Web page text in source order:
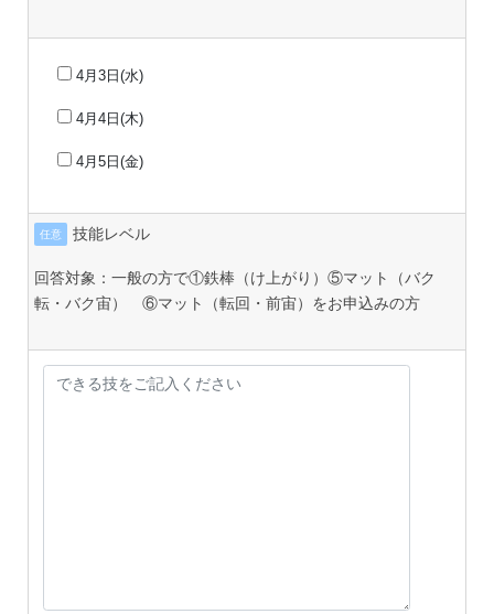
4月3日(水)
4月4日(木)
4月5日(金)
任意 技能レベル
回答対象：一般の方で①鉄棒（け上がり）⑤マット（バク
転・バク宙） ⑥マット（転回・前宙）をお申込みの方